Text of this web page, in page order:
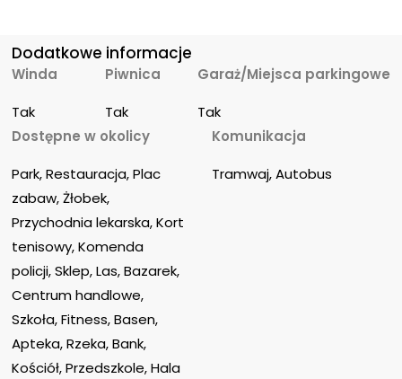
Dodatkowe informacje
Winda
Tak
Piwnica
Tak
Garaż/Miejsca parkingowe
Tak
Dostępne w okolicy
Park, Restauracja, Plac
zabaw, Żłobek,
Przychodnia lekarska, Kort
tenisowy, Komenda
policji, Sklep, Las, Bazarek,
Centrum handlowe,
Szkoła, Fitness, Basen,
Apteka, Rzeka, Bank,
Kościół, Przedszkole, Hala
Komunikacja
Tramwaj, Autobus